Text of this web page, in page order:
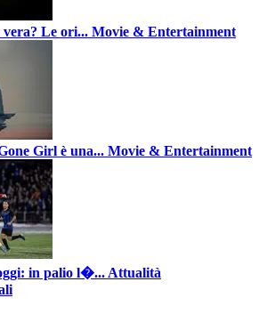
Le ori... Movie & Entertainment
Girl è una... Movie & Entertainment
in palio l�... Attualità